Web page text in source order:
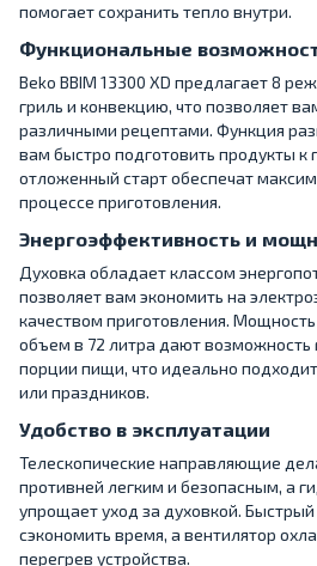
помогает сохранить тепло внутри.
Функциональные
Beko BBIM 13300 XD предлагает 8
гриль и конвекцию, что позволяет
различными рецептами. Функция
вам быстро подготовить продукты к
отложенный старт обеспечат
процессе приготовления.
Энергоэффективность и
Духовка обладает классом
позволяет вам экономить на
качеством приготовления.
объем в 72 литра дают возможность
порции пищи, что идеально
или праздников.
Удобство в эксплуатации
Телескопические направляющие
противней легким и безопасным, а
упрощает уход за духовкой.
сэкономить время, а вентилятор
перегрев устройства.